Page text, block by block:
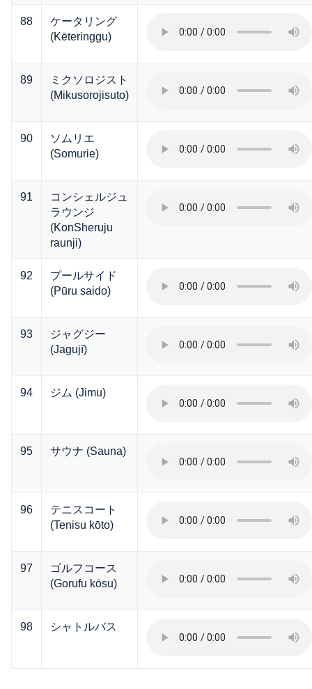
88
ケータリング
(Kēteringgu)
89
ミクソロジスト
(Mikusorojisuto)
90
ソムリエ
(Somurie)
91
コンシェルジュ
ラウンジ
(KonSheruju
raunji)
92
プールサイド
(Pūru saido)
93
ジャグジー
(Jagujī)
94 ジム (Jimu)
95 サウナ (Sauna)
96
テニスコート
(Tenisu kōto)
97
ゴルフコース
(Gorufu kōsu)
98 シャトルバス